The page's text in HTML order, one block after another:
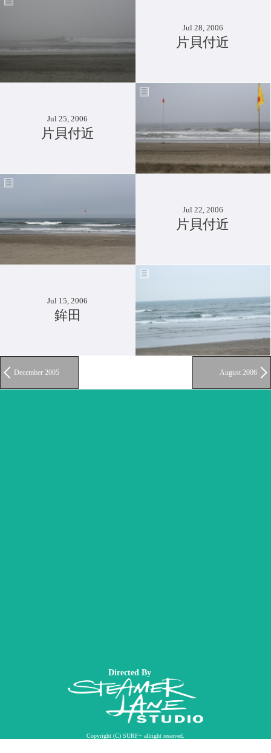
Jul 28, 2006
片貝付近
Jul 25, 2006
片貝付近
Jul 22, 2006
片貝付近
Jul 15, 2006
鉾田
December 2005 August 2006
Directed By
Copyright (C) SURF+ allright reserved.